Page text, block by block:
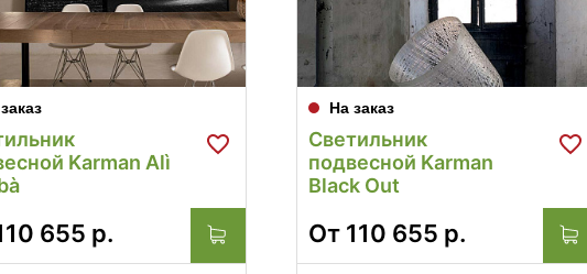
Karman Alì
655 р.
На заказ
Светильник
подвесной Karman
Black Out
От 110 655 р.